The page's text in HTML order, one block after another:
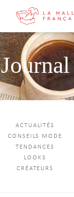
Journal
ACTUALITÉS
CONSEILS MODE
TENDANCES
LOOKS
CRÉATEURS